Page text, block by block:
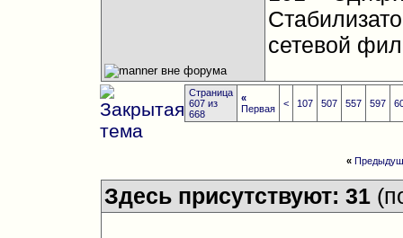
сетевой
Страница
607 из
668
«
Первая
< 107 507 557 597
«
Здесь присутствуют: 31